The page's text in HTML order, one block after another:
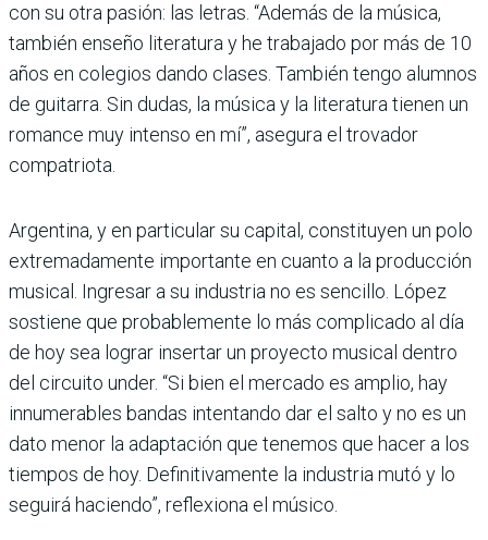
con su otra pasión: las letras. “Además de la música,
también enseño literatura y he trabajado por más de 10
años en colegios dando clases. También tengo alumnos
de guitarra. Sin dudas, la música y la literatura tienen un
romance muy intenso en mí”, asegura el trovador
compatriota.
Argentina, y en particular su capital, constituyen un polo
extremadamente importante en cuanto a la producción
musical. Ingresar a su industria no es sencillo. López
sostiene que probablemente lo más complicado al día
de hoy sea lograr insertar un proyecto musical dentro
del circuito under. “Si bien el mercado es amplio, hay
innumerables bandas intentando dar el salto y no es un
dato menor la adaptación que tenemos que hacer a los
tiempos de hoy. Definitivamente la industria mutó y lo
seguirá haciendo”, reflexiona el músico.